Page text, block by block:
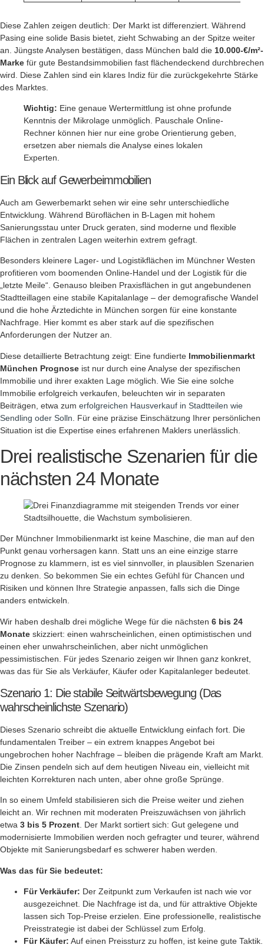
Diese Zahlen zeigen deutlich: Der Markt ist differenziert. Während
Pasing eine solide Basis bietet, zieht Schwabing an der Spitze weiter
an. Jüngste Analysen bestätigen, dass München bald die 10.000-€/m²-
Marke für gute Bestandsimmobilien fast flächendeckend durchbrechen
wird. Diese Zahlen sind ein klares Indiz für die zurückgekehrte Stärke
des Marktes.
Wichtig: Eine genaue Wertermittlung ist ohne profunde
Kenntnis der Mikrolage unmöglich. Pauschale Online-
Rechner können hier nur eine grobe Orientierung geben,
ersetzen aber niemals die Analyse eines lokalen
Experten.
Ein Blick auf Gewerbeimmobilien
Auch am Gewerbemarkt sehen wir eine sehr unterschiedliche
Entwicklung. Während Büroflächen in B-Lagen mit hohem
Sanierungsstau unter Druck geraten, sind moderne und flexible
Flächen in zentralen Lagen weiterhin extrem gefragt.
Besonders kleinere Lager- und Logistikflächen im Münchner Westen
profitieren vom boomenden Online-Handel und der Logistik für die
„letzte Meile“. Genauso bleiben Praxisflächen in gut angebundenen
Stadtteillagen eine stabile Kapitalanlage – der demografische Wandel
und die hohe Ärztedichte in München sorgen für eine konstante
Nachfrage. Hier kommt es aber stark auf die spezifischen
Anforderungen der Nutzer an.
Diese detaillierte Betrachtung zeigt: Eine fundierte Immobilienmarkt
München Prognose ist nur durch eine Analyse der spezifischen
Immobilie und ihrer exakten Lage möglich. Wie Sie eine solche
Immobilie erfolgreich verkaufen, beleuchten wir in separaten
Beiträgen, etwa zum erfolgreichen Hausverkauf in Stadtteilen wie
Sendling oder Solln . Für eine präzise Einschätzung Ihrer persönlichen
Situation ist die Expertise eines erfahrenen Maklers unerlässlich.
Drei realistische Szenarien für die
nächsten 24 Monate
Der Münchner Immobilienmarkt ist keine Maschine, die man auf den
Punkt genau vorhersagen kann. Statt uns an eine einzige starre
Prognose zu klammern, ist es viel sinnvoller, in plausiblen Szenarien
zu denken. So bekommen Sie ein echtes Gefühl für Chancen und
Risiken und können Ihre Strategie anpassen, falls sich die Dinge
anders entwickeln.
Wir haben deshalb drei mögliche Wege für die nächsten 6 bis 24
Monate skizziert: einen wahrscheinlichen, einen optimistischen und
einen eher unwahrscheinlichen, aber nicht unmöglichen
pessimistischen. Für jedes Szenario zeigen wir Ihnen ganz konkret,
was das für Sie als Verkäufer, Käufer oder Kapitalanleger bedeutet.
Szenario 1: Die stabile Seitwärtsbewegung (Das
wahrscheinlichste Szenario)
Dieses Szenario schreibt die aktuelle Entwicklung einfach fort. Die
fundamentalen Treiber – ein extrem knappes Angebot bei
ungebrochen hoher Nachfrage – bleiben die prägende Kraft am Markt.
Die Zinsen pendeln sich auf dem heutigen Niveau ein, vielleicht mit
leichten Korrekturen nach unten, aber ohne große Sprünge.
In so einem Umfeld stabilisieren sich die Preise weiter und ziehen
leicht an. Wir rechnen mit moderaten Preiszuwächsen von jährlich
etwa 3 bis 5 Prozent. Der Markt sortiert sich: Gut gelegene und
modernisierte Immobilien werden noch gefragter und teurer, während
Objekte mit Sanierungsbedarf es schwerer haben werden.
Was das für Sie bedeutet:
Für Verkäufer: Der Zeitpunkt zum Verkaufen ist nach wie vor
ausgezeichnet. Die Nachfrage ist da, und für attraktive Objekte
lassen sich Top-Preise erzielen. Eine professionelle, realistische
Preisstrategie ist dabei der Schlüssel zum Erfolg.
Für Käufer: Auf einen Preissturz zu hoffen, ist keine gute Taktik.